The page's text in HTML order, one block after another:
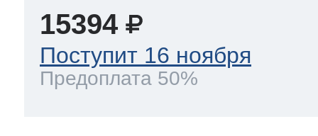
15394
Поступит 16 ноября
Предоплата 50%